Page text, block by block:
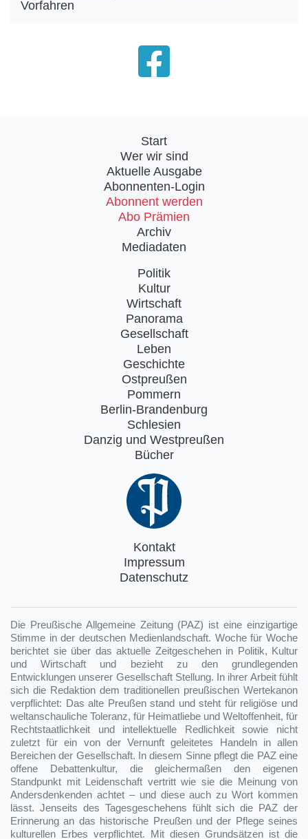
Vorfahren
Start
Wer wir sind
Aktuelle Ausgabe
Abonnenten-Login
Abonnent werden
Abo Prämien
Archiv
Mediadaten
Politik
Kultur
Wirtschaft
Panorama
Gesellschaft
Leben
Geschichte
Ostpreußen
Pommern
Berlin-Brandenburg
Schlesien
Danzig und Westpreußen
Bücher
Kontakt
Impressum
Datenschutz
Die Preußische Allgemeine Zeitung (PAZ) ist eine einzigartige
Stimme in der deutschen Medienlandschaft. Woche für Woche
berichtet sie über das aktuelle Zeitgeschehen in Politik, Kultur
und Wirtschaft und bezieht zu den grundlegenden
Entwicklungen unserer Gesellschaft Stellung. In ihrer Arbeit fühlt
sich die Redaktion dem traditionellen preußischen Wertekanon
verpflichtet: Das alte Preußen stand und steht für religiöse und
weltanschauliche Toleranz, für Heimatliebe und Weltoffenheit, für
Rechtstaatlichkeit und intellektuelle Redlichkeit sowie nicht
zuletzt für ein von der Vernunft geleitetes Handeln in allen
Bereichen der Gesellschaft. In diesem Sinne pflegt die PAZ eine
offene Debattenkultur, die gleichermaßen den eigenen
Standpunkt mit Leidenschaft vertritt wie sie die Meinung von
Andersdenkenden achtet – und diese auch zu Wort kommen
lässt. Jenseits des Tagesgeschehens fühlt sich die PAZ der
Erinnerung an das historische Preußen und der Pflege seines
kulturellen Erbes verpflichtet. Mit diesen Grundsätzen ist die